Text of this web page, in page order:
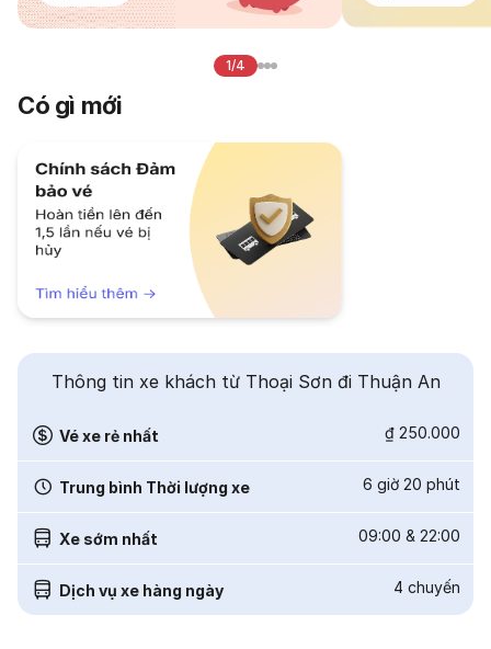
1/4
Có gì mới
Thông tin xe khách từ Thoại Sơn đi Thuận An
Vé xe rẻ nhất ₫ 250.000
Trung bình Thời lượng xe 6 giờ 20 phút
Xe sớm nhất 09:00 & 22:00
Dịch vụ xe hàng ngày 4 chuyến